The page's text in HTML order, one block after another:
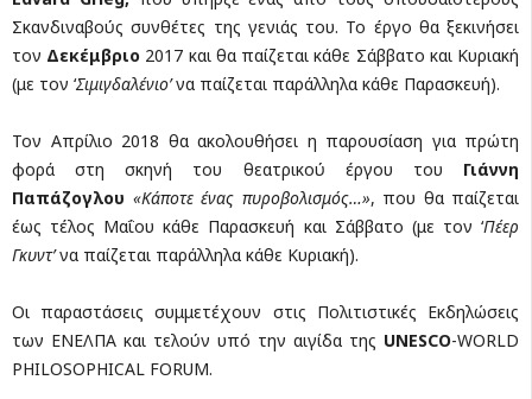
Σκανδιναβούς συνθέτες της γενιάς του. Το έργο θα ξεκινήσει
τον Δεκέμβριο 2017 και θα παίζεται κάθε Σάββατο και Κυριακή
(με τον ‘Σιμιγδαλένιο’να παίζεται παράλληλα κάθε Παρασκευή).
Τον Απρίλιο 2018 θα ακολουθήσει η παρουσίαση για πρώτη
φορά στη σκηνή του θεατρικού έργου του Γιάννη
Παπάζογλου «Κάποτε ένας πυροβολισμός…», που θα παίζεται
έως τέλος Μαΐου κάθε Παρασκευή και Σάββατο (με τον ‘Πέερ
Γκυντ’να παίζεται παράλληλα κάθε Κυριακή).
Οι παραστάσεις συμμετέχουν στις Πολιτιστικές Εκδηλώσεις
των ΕΝΕΛΠΑ και τελούν υπό την αιγίδα της UNESCO-WORLD
PHILOSOPHICAL FORUM.